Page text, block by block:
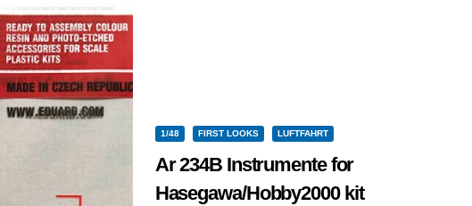
1/48 FIRST LOOKS LUFTFAHRT
Ar 234B Instrumente for
Hasegawa/Hobby2000 kit